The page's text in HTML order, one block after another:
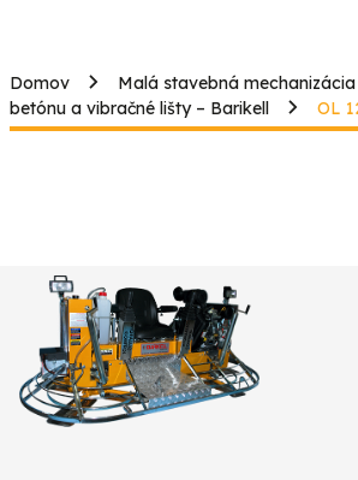
Domov Malá stavebná mechanizácia
betónu a vibračné lišty – Barikell
OL